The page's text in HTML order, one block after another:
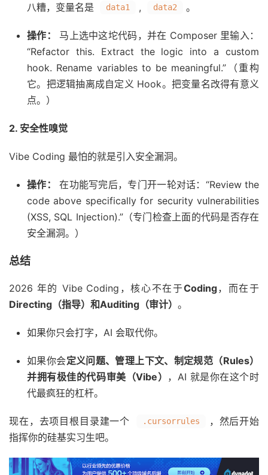
八糟，变量名是
data1 , data2 。
操作：
马上选中这坨代码，并在 Composer 里输入：
“Refactor this. Extract the logic into a custom
hook. Rename variables to be meaningful.”（重构
它。把逻辑抽离成自定义 Hook。把变量名改得有意义
点。）
2. 安全性嗅觉
Vibe Coding 最怕的就是引入安全漏洞。
操作：
在功能写完后，专门开一轮对话：“Review the
code above specifically for security vulnerabilities
(XSS, SQL Injection).”（专门检查上面的代码是否存在
安全漏洞。）
总结
2026 年的 Vibe Coding，核心不在于Coding，而在于
Directing（指导）和Auditing（审计） 。
如果你只会打字，AI 会取代你。
如果你会定义问题、管理上下文、制定规范（Rules）
并拥有极佳的代码审美（Vibe） ，AI 就是你在这个时
代最疯狂的杠杆。
现在，去项目根目录建一个 .cursorrules
，然后开始
指挥你的硅基实习生吧。